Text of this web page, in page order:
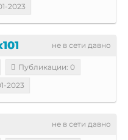
2023
не в сети давно
Публикации: 0
2023
не в сети давно